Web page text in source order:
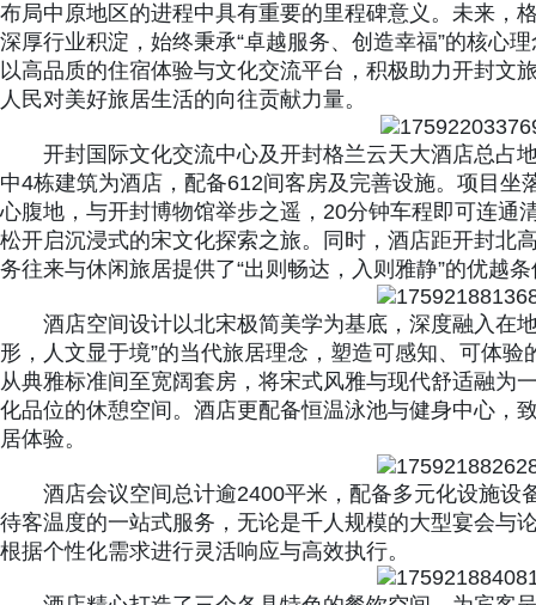
布局中原地区的进程中具有重要的里程碑意义。未来，
深厚行业积淀，始终秉承“卓越服务、创造幸福”的核心
以高品质的住宿体验与文化交流平台，积极助力开封文
人民对美好旅居生活的向往贡献力量。
开封国际文化交流中心及开封格兰云天大酒店总占
中4栋建筑为酒店，配备612间客房及完善设施。项目
心腹地，与开封博物馆举步之遥，20分钟车程即可连通
松开启沉浸式的宋文化探索之旅。同时，酒店距开封北
务往来与休闲旅居提供了“出则畅达，入则雅静”的优越
酒店空间设计以北宋极简美学为基底，深度融入在
形，人文显于境”的当代旅居理念，塑造可感知、可体
从典雅标准间至宽阔套房，将宋式风雅与现代舒适融为
化品位的休憩空间。酒店更配备恒温泳池与健身中心，
居体验。
酒店会议空间总计逾2400平米，配备多元化设施
待客温度的一站式服务，无论是千人规模的大型宴会与
根据个性化需求进行灵活响应与高效执行。